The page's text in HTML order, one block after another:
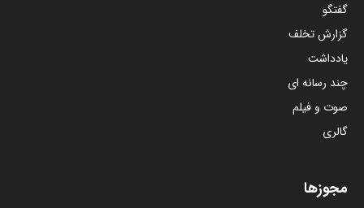
گفتگو
گزارش تخلف
یادداشت
چند رسانه ای
صوت و فیلم
گالری
مجوزها